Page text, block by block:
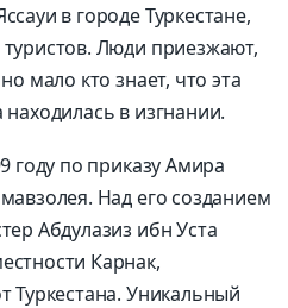
в городе Туркестане,
Люди приезжают,
мало кто знает, что эта
в изгнании.
году по приказу Амира
Над его созданием
Абдулазиз ибн Уста
Карнак,
Туркестана. Уникальный